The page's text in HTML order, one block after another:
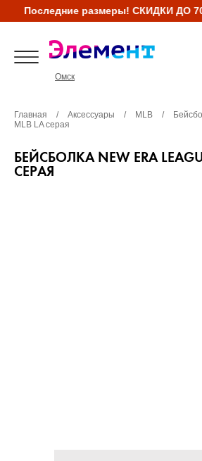
Последние размеры! СКИДКИ ДО
Омск
Главная / Аксессуары / MLB /
MLB LA серая
БЕЙСБОЛКА NEW ERA
СЕРАЯ